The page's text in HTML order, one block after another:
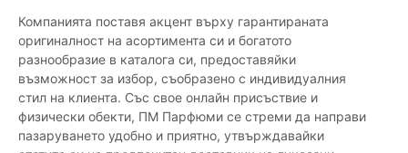
Компанията поставя акцент върху гарантираната
оригиналност на асортимента си и богатото
разнообразие в каталога си, предоставяйки
възможност за избор, съобразено с индивидуалния
стил на клиента. Със свое онлайн присъствие и
физически обекти, ПМ Парфюми се стреми да направи
пазаруването удобно и приятно, утвърждавайки